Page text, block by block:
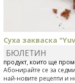
Суха закваска
Отскоро Лесафр
продукт, който ще
БЮЛЕТИН
Абонирайте се за
най-новите рецепти и